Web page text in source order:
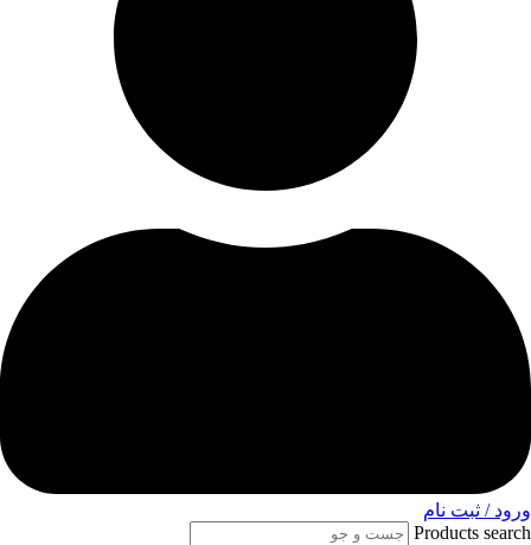
ورود / ثبت نام
Products search